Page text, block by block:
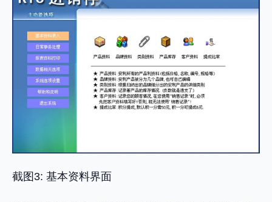
截图3: 基本资料界面